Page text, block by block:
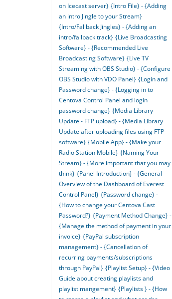
on Icecast server} {Intro File} - {Adding
an intro Jingle to your Stream}
{Intro/Fallback Jingles} - {Adding an
intro/fallback track} {Live Broadcasting
Software} - {Recommended Live
Broadcasting Software} {Live TV
Streaming with OBS Studio} - {Configure
OBS Studio with VDO Panel} {Login and
Password change} - {Logging in to
Centova Control Panel and login
password change} {Media Library
Update - FTP upload} - {Media Library
Update after uploading files using FTP
software} {Mobile App} - {Make your
Radio Station Mobile} {Naming Your
Stream} - {More important that you may
think} {Panel Introduction} - {General
Overview of the Dashboard of Everest
Control Panel} {Password change} -
{How to change your Centova Cast
Password?} {Payment Method Change} -
{Manage the method of payment in your
invoice} {PayPal subscription
management} - {Cancellation of
recurring payments/subscriptions
through PayPal} {Playlist Setup} - {Video
Guide about creating playlists and
playlist mangement} {Playlists } - {How